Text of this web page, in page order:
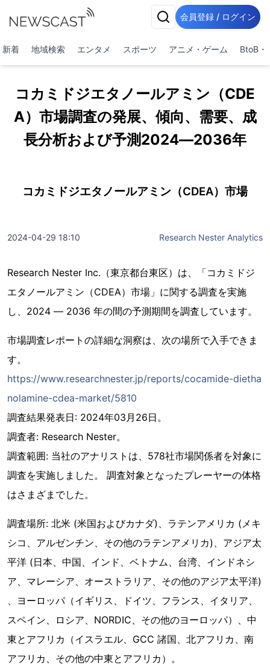
会員登録 / ログイン
新着 地域検索 エンタメ スポーツ アニメ・ゲーム BtoB・
コカミドジエタノールアミン（CDE
A）市場調査の発展、傾向、需要、成
長分析および予測2024―2036年
コカミドジエタノールアミン（CDEA）市場
2024-04-29 18:10 Research Nester Analytics
Research Nester Inc.（東京都台東区）は、「コカミドジ
エタノールアミン（CDEA）市場」に関する調査を実施
し、2024 ― 2036 年の間の予測期間を調査しています。
市場調査レポートの詳細な洞察は、次の場所で入手できま
す。
https://www.researchnester.jp/reports/cocamide-dietha
nolamine-cdea-market/5810
調査結果発表日: 2024年03月26日。
調査者: Research Nester。
調査範囲: 当社のアナリストは、578社市場関係者を対象に
調査を実施しました。 調査対象となったプレーヤーの体格
はさまざまでした。
調査場所: 北米 (米国およびカナダ)、ラテンアメリカ (メキ
シコ、アルゼンチン、その他のラテンアメリカ)、アジア太
平洋 (日本、中国、インド、ベトナム、台湾、インドネシ
ア、マレーシア、オーストラリア、その他のアジア太平洋)
、ヨーロッパ（イギリス、ドイツ、フランス、イタリア、
スペイン、ロシア、NORDIC、その他のヨーロッパ）、中
東とアフリカ（イスラエル、GCC 諸国、北アフリカ、南
アフリカ、その他の中東とアフリカ）。